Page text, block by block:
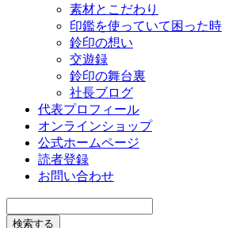
素材とこだわり
印鑑を使っていて困った時
鈴印の想い
交遊録
鈴印の舞台裏
社長ブログ
代表プロフィール
オンラインショップ
公式ホームページ
読者登録
お問い合わせ